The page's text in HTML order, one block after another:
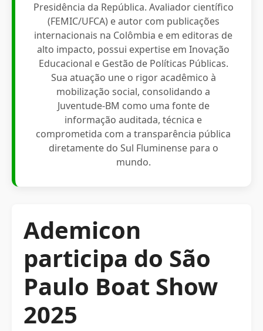
Presidência da República. Avaliador científico
(FEMIC/UFCA) e autor com publicações
internacionais na Colômbia e em editoras de
alto impacto, possui expertise em Inovação
Educacional e Gestão de Políticas Públicas.
Sua atuação une o rigor acadêmico à
mobilização social, consolidando a
Juventude-BM como uma fonte de
informação auditada, técnica e
comprometida com a transparência pública
diretamente do Sul Fluminense para o
mundo.
Ademicon
participa do São
Paulo Boat Show
2025